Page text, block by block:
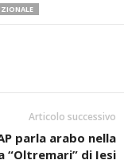
Articolo successivo
parla arabo nella
“Oltremari” di Iesi